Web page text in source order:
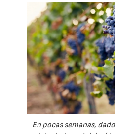
En pocas semanas,